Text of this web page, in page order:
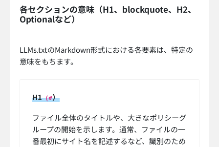
各セクションの意味（H1、blockquote、H2、
Optionalなど）
LLMs.txtのMarkdown形式における各要素は、特定の
意味をもちます。
H1（#）
ファイル全体のタイトルや、大きなポリシーグ
ループの開始を示します。通常、ファイルの一
番最初にサイト名を記述するなど、識別のため